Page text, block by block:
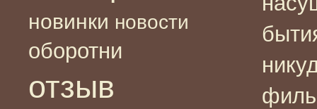
новинки новости
оборотни
отзыв